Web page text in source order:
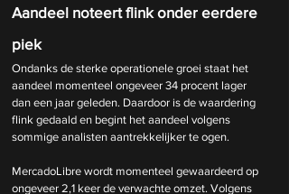
Aandeel noteert flink onder eerdere
piek
Ondanks de sterke operationele groei staat het
aandeel momenteel ongeveer 34 procent lager
dan een jaar geleden. Daardoor is de waardering
flink gedaald en begint het aandeel volgens
sommige analisten aantrekkelijker te ogen.
MercadoLibre wordt momenteel gewaardeerd op
ongeveer 2,1 keer de verwachte omzet. Volgens